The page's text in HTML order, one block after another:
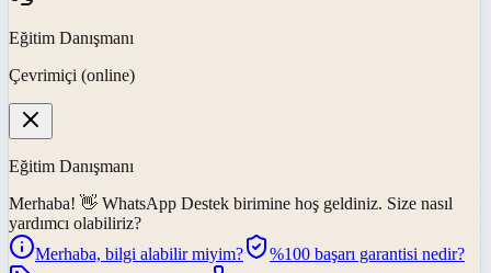
Eğitim Danışmanı
Çevrimiçi (online)
Eğitim Danışmanı
Merhaba! 👋 WhatsApp Destek birimine hoş geldiniz. Size nasıl
yardımcı olabiliriz?
Merhaba, bilgi alabilir miyim?
%100 başarı garantisi nedir?